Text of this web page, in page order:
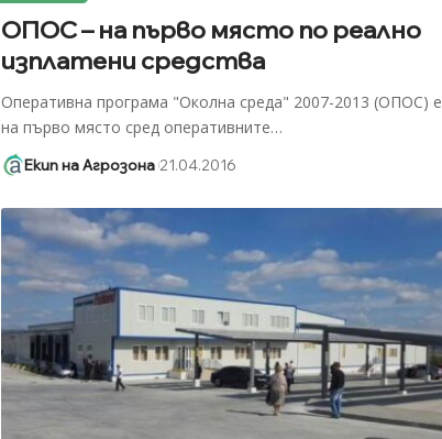
ОПОС – на първо място по реално
изплатени средства
Оперативна програма "Околна среда" 2007-2013 (ОПОС) е
на първо място сред оперативните…
Екип на Агрозона 21.04.2016